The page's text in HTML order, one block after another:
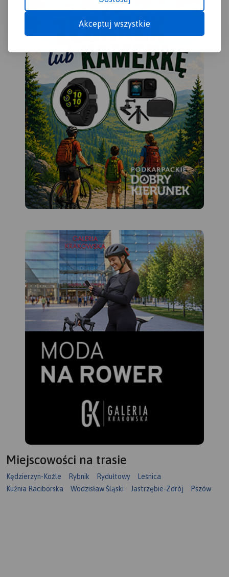
Akceptuj wszystkie
aktywnych.
Miejscowości na trasie
Kędzierzyn-Koźle Rybnik Rydułtowy
Leśnica
Kuźnia Raciborska
Wodzisław Śląski Jastrzębie-Zdrój Pszów